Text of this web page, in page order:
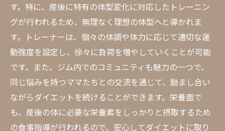
す。特に、産後に特有の体型変化に対応したトレーニン
グが行われるため、無理なく理想の体型へと導かれま
す。トレーナーは、個々の体調や体力に応じて適切な運
動強度を設定し、徐々に負荷を増やしていくことが可能
です。また、ジム内でのコミュニティも魅力の一つで、
同じ悩みを持つママたちとの交流を通じて、励まし合い
ながらダイエットを続けることができます。栄養面で
も、産後の体に必要な栄養素をしっかりと摂取するため
の食事指導が行われるので、安心してダイエットに取り